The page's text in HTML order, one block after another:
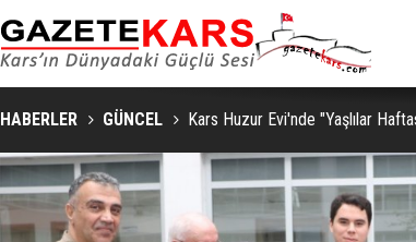
SAKIN VE ŞIK BIR YAŞAM ALANI İÇIN YATAK ODASI MODELLERI
SAVENIS.COM’DA!
HABERLER GÜNCEL Kars Huzur Evi'nde "Yaşlılar